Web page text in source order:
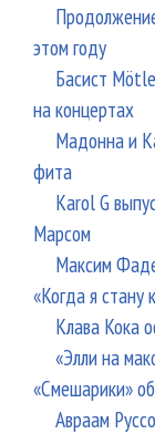
этом году
Басист
на концертах
Мадонна и
фита
Karol G
Марсом
Максим
«Когда я стану
Клава Кока
«Элли на
«Смешарики»
Авраам